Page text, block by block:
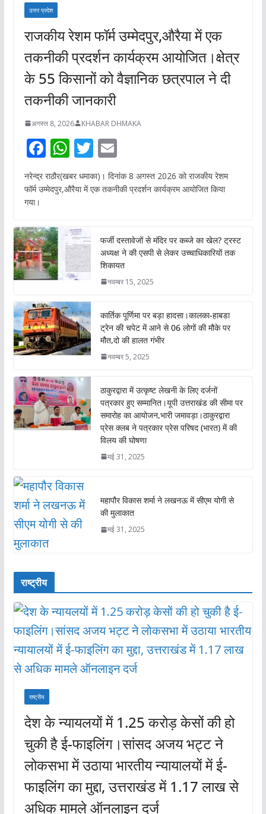
उत्तर प्रदेश
राजकीय रेशम फॉर्म उम्मेदपुर,औरैया में एक
तकनीकी प्रदर्शन कार्यक्रम आयोजित।क्षेत्र
के 55 किसानों को वैज्ञानिक छत्रपाल ने दी
तकनीकी जानकारी
अगस्त 8, 2026 KHABAR DHMAKA
F
ac
e
o
o
k
W
h
at
A
p
p
T
w
itt
E
m
ai
नरेन्द्र राठौर(खबर धमाका)। दिनांक 8 अगस्त 2026 को राजकीय रेशम
फॉर्म उम्मेदपुर,औरैया में एक तकनीकी प्रदर्शन कार्यक्रम आयोजित किया
गया।
फर्जी दस्तावेजों से मंदिर पर कब्जे का खेल? ट्रस्ट
अध्यक्ष ने की एसपी से लेकर उच्चाधिकारियों तक
शिकायत
नवम्बर 15, 2025
कार्तिक पूर्णिमा पर बड़ा हादसा।कालका-हाबडा
ट्रेन की चपेट में आने से 06 लोगों की मौके पर
मौत,दो की हालत गंभीर
नवम्बर 5, 2025
ठाकुरद्वारा में उत्कृष्ट लेखनी के लिए दर्जनों
पत्रकार हुए सम्मानित।यूपी उत्तराखंड की सीमा पर
समारोह का आयोजन,भारी जमावड़ा।ठाकुरद्वारा
प्रेस क्लब ने पत्रकार प्रेस परिषद (भारत) में की
विलय की घोषणा
मई 31, 2025
महापौर विकास शर्मा ने लखनऊ में सीएम योगी से
की मुलाकात
मई 31, 2025
राष्ट्रीय
राष्ट्रीय
देश के न्यायलयों में 1.25 करोड़ केसों की हो
चुकी है ई-फाइलिंग।सांसद अजय भट्ट ने
लोकसभा में उठाया भारतीय न्यायालयों में ई-
फाइलिंग का मुद्दा, उत्तराखंड में 1.17 लाख से
अधिक मामले ऑनलाइन दर्ज